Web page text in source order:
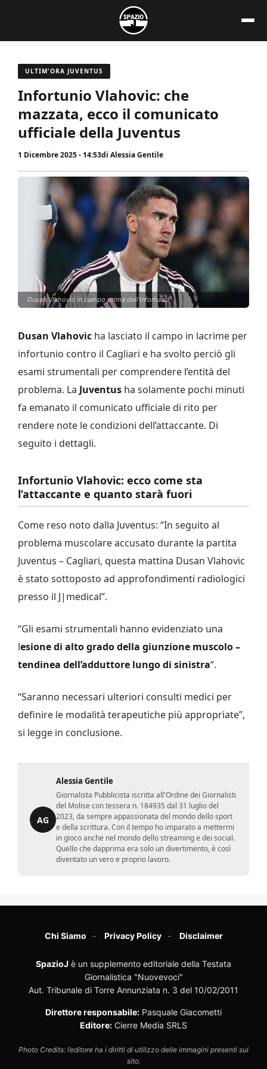
contenuto
ULTIM'ORA JUVENTUS
Infortunio Vlahovic: che
mazzata, ecco il comunicato
ufficiale della Juventus
1 Dicembre 2025 - 14:53di Alessia Gentile
Dusan Vlahovic in campo prima dell'infortunio
Dusan Vlahovic ha lasciato il campo in lacrime per
infortunio contro il Cagliari e ha svolto perciò gli
esami strumentali per comprendere l’entità del
problema. La Juventus ha solamente pochi minuti
fa emanato il comunicato ufficiale di rito per
rendere note le condizioni dell’attaccante. Di
seguito i dettagli.
Infortunio Vlahovic: ecco come sta
l’attaccante e quanto starà fuori
Come reso noto dalla Juventus: “In seguito al
problema muscolare accusato durante la partita
Juventus – Cagliari, questa mattina Dusan Vlahovic
è stato sottoposto ad approfondimenti radiologici
presso il J|medical”.
“Gli esami strumentali hanno evidenziato una
lesione di alto grado della giunzione muscolo –
tendinea dell’adduttore lungo di sinistra“.
“Saranno necessari ulteriori consulti medici per
definire le modalità terapeutiche più appropriate”,
si legge in conclusione.
AG
Alessia Gentile
Giornalista Pubblicista iscritta all'Ordine dei Giornalisti
del Molise con tessera n. 184935 dal 31 luglio del
2023, da sempre appassionata del mondo dello sport
e della scrittura. Con il tempo ho imparato a mettermi
in gioco anche nel mondo dello streaming e dei social.
Quello che dapprima era solo un divertimento, è così
diventato un vero e proprio lavoro.
Chi Siamo Privacy Policy Disclaimer
SpazioJ è un supplemento editoriale della Testata
Giornalistica "Nuovevoci"
Aut. Tribunale di Torre Annunziata n. 3 del 10/02/2011
Direttore responsabile: Pasquale Giacometti
Editore: Cierre Media SRLS
Photo Credits: l’editore ha i diritti di utilizzo delle immagini presenti sul
sito.